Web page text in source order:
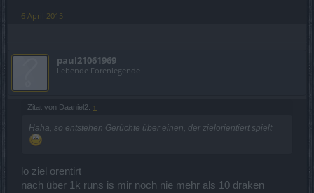
6 April 2015
paul21061969
Lebende Forenlegende
Zitat von Daaniel2: ↑
Haha, so entstehen Gerüchte über einen, der zielorientiert spielt
lo ziel orentirt
nach über 1k runs is mir noch nie mehr als 10 draken